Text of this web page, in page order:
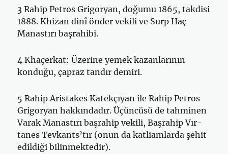
3 Rahip Petros Grigoryan, doğumu 1865, takdisi
1888. Khizan dinî ön­der vekili ve Surp Haç
Manastırı başrahibi.
4 Khaçerkat: Üzerine yemek kazanlarının
konduğu, çapraz tandır demiri.
5 Rahip Aristakes Katekçıyan ile Rahip Petros
Grigoryan hakkındadır. Üçüncüsü de tahminen
Varak Manastırı başrahip vekili, Başrahip Vır-
tanes Tevkants’tır (onun da katliamlarda şehit
edildiği bilinmektedir).